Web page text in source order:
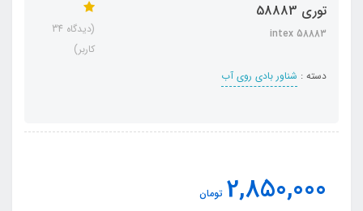
توری 58883
intex 58883
دسته : شناور بادی روی آب
(دیدگاه 34
کاربر)
2,850,000 تومان